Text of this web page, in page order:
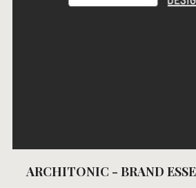
ARCHITONIC - BRAND